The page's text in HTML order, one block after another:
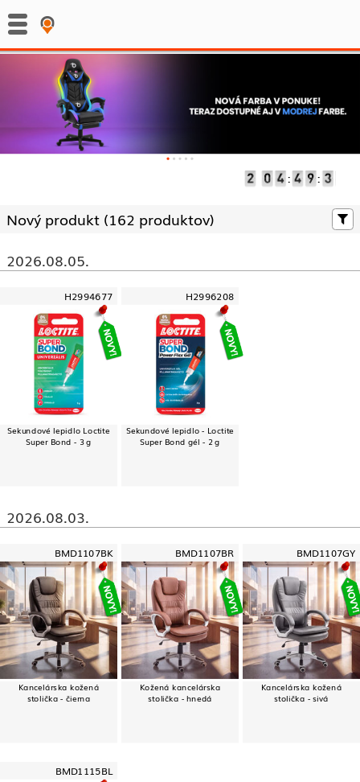
: :
Nový produkt (162 produktov)
2026.08.05.
H2994677
Sekundové lepidlo Loctite
Super Bond - 3 g
H2996208
Sekundové lepidlo - Loctite
Super Bond gél - 2 g
2026.08.03.
BMD1107BK
Kancelárska kožená
stolička - čierna
BMD1107BR
Kožená kancelárska
stolička - hnedá
BMD1107GY
Kancelárska kožená
stolička - sivá
BMD1115BL